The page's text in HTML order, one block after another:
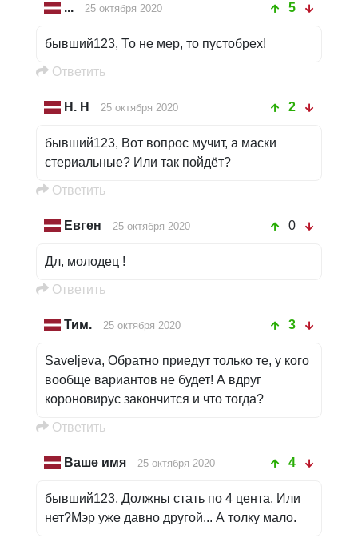
... 25 октября 2020 5
бывший123, То не мер, то пустобрех!
Oтветить
Н. Н 25 октября 2020 2
бывший123, Вот вопрос мучит, а маски
стериальные? Или так пойдёт?
Oтветить
Евген 25 октября 2020 0
Дл, молодец !
Oтветить
Тим. 25 октября 2020 3
Saveljeva, Обратно приедут только те, у кого
вообще вариантов не будет! А вдруг
короновирус закончится и что тогда?
Oтветить
Ваше имя 25 октября 2020 4
бывший123, Должны стать по 4 цента. Или
нет?Мэр уже давно другой... А толку мало.